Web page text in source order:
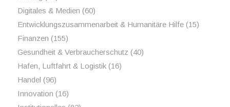
Digitales & Medien (60)
Entwicklungszusammenarbeit & Humanitäre Hilfe(15)
Finanzen (155)
Gesundheit & Verbraucherschutz (40)
Hafen, Luftfahrt & Logistik(16)
Handel (96)
Innovation (16)